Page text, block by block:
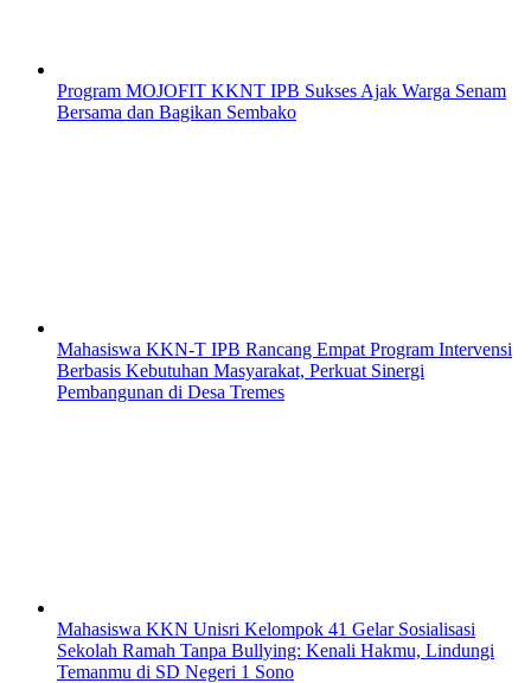
Program MOJOFIT KKNT IPB Sukses Ajak Warga Senam
Bersama dan Bagikan Sembako
Mahasiswa KKN-T IPB Rancang Empat Program Intervensi
Berbasis Kebutuhan Masyarakat, Perkuat Sinergi
Pembangunan di Desa Tremes
Mahasiswa KKN Unisri Kelompok 41 Gelar Sosialisasi
Sekolah Ramah Tanpa Bullying: Kenali Hakmu, Lindungi
Temanmu di SD Negeri 1 Sono